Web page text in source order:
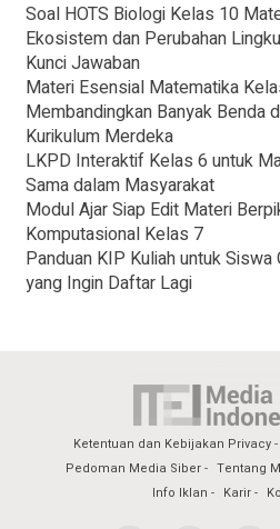
Soal HOTS Biologi Kelas 10
Ekosistem dan Perubahan
Kunci Jawaban
Materi Esensial Matematika
Membandingkan Banyak Benda
Kurikulum Merdeka
LKPD Interaktif Kelas 6 untuk
Sama dalam Masyarakat
Modul Ajar Siap Edit Materi
Komputasional Kelas 7
Panduan KIP Kuliah untuk Siswa
yang Ingin Daftar Lagi
Ketentuan dan Kebijakan Privacy
Pedoman Media Siber
Tentang
Info Iklan
Karir